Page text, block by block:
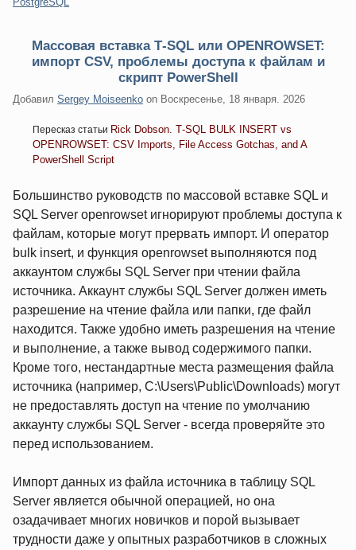
Массовая вставка T‑SQL или OPENROWSET:
импорт CSV, проблемы доступа к файлам и
скрипт PowerShell
Добавил Sergey Moiseenko on Воскресенье, 18 января. 2026
Пересказ статьи Rick Dobson. T‑SQL BULK INSERT vs
OPENROWSET: CSV Imports, File Access Gotchas, and A
PowerShell Script
Большинство руководств по массовой вставке SQL и
SQL Server openrowset игнорируют проблемы доступа к
файлам, которые могут прервать импорт. И оператор
bulk insert, и функция openrowset выполняются под
аккаунтом службы SQL Server при чтении файла
источника. Аккаунт службы SQL Server должен иметь
разрешение на чтение файла или папки, где файл
находится. Также удобно иметь разрешения на чтение
и выполнение, а также вывод содержимого папки.
Кроме того, нестандартные места размещения файла
источника (например, C:\Users\Public\Downloads) могут
не предоставлять доступ на чтение по умолчанию
аккаунту службы SQL Server - всегда проверяйте это
перед использованием.
Импорт данных из файла источника в таблицу SQL
Server является обычной операцией, но она
озадачивает многих новичков и порой вызывает
трудности даже у опытных разработчиков в сложных